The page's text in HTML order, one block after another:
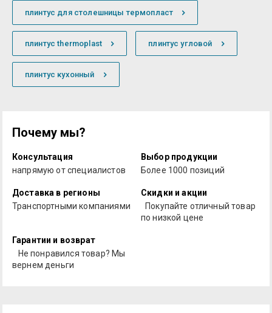
плинтус для столешницы термопласт
плинтус thermoplast плинтус угловой
плинтус кухонный
Почему мы?
Консультация
напрямую от специалистов
Выбор продукции
Более 1000 позиций
Доставка в регионы
Транспортными компаниями
Скидки и акции
Покупайте отличный товар
по низкой цене
Гарантии и возврат
Не понравился товар? Мы
вернем деньги